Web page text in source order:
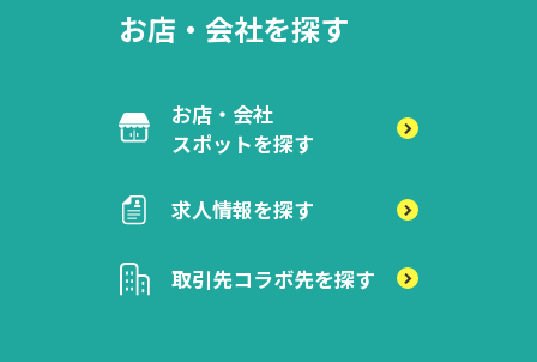
お店・会社を探す
お店・会社
スポットを探す
求人情報を探す
取引先コラボ先を探す